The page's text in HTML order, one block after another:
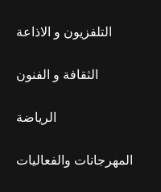
التلفزيون و الاذاعة
الثقافة و الفنون
الرياضة
المهرجانات والفعاليات